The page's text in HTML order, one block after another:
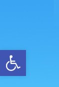
Open toolbar